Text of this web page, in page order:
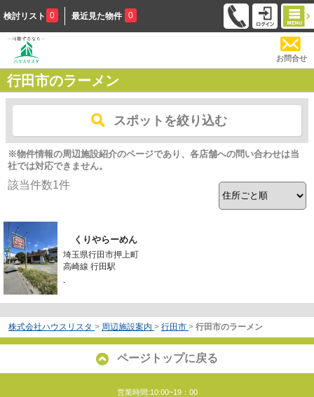
検討リスト 0 最近見た物件 0
お問合せ
行田市のラーメン
スポットを絞り込む
※物件情報の周辺施設紹介のページであり、各店舗への問い合わせは当
社では対応できません。
該当件数1件
くりやらーめん
埼玉県行田市押上町
高崎線 行田駅
-
株式会社ハウスリスタ > 周辺施設案内 > 行田市 > 行田市のラーメン
ページトップに戻る
営業時間:10:00~19：00